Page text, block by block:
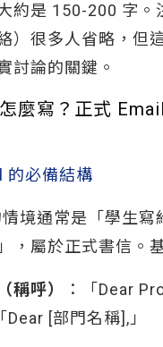
約是 150-200 字。
）很多人省略，但
討論的關鍵。
麼寫？正式
的必備結構
境通常是「學生寫
，屬於正式書信。
呼）
：「Dear
Dear [部門名稱],」